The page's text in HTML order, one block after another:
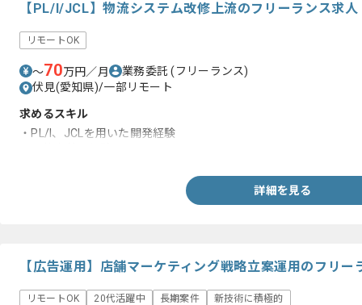
【PL/I/JCL】物流システム改修上流のフリーランス求人
リモートOK
〜70万円／月 業務委託(フリーランス)
伏見(愛知県)/一部リモート
求めるスキル
・PL/I、JCLを用いた開発経験
詳細を見る
【広告運用】店舗マーケティング戦略立案運用のフリー
リモートOK 20代活躍中 長期案件 新技術に積極的